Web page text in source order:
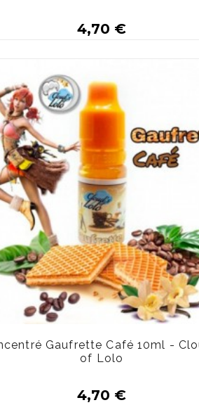
Plus de détails
4,70 €
Gaufrette Café 10ml -
of Lolo
4,70 €